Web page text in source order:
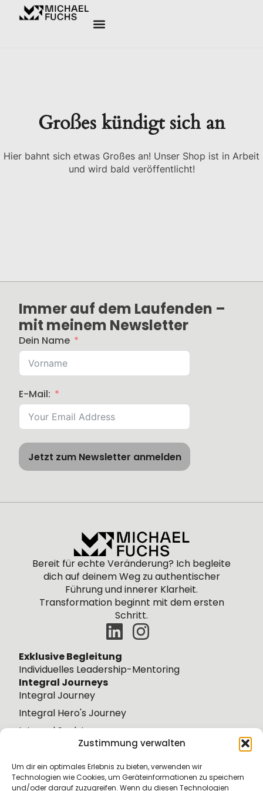
Zustimmung verwalten
Um dir ein optimales Erlebnis zu bieten, verwenden wir
Technologien wie Cookies, um Geräteinformationen zu speichern
und/oder darauf zuzugreifen. Wenn du diesen Technologien
Großes kündigt sich an
Hier bahnt sich etwas Großes an! Unser Shop ist in Arbeit
und wird bald veröffentlicht!
Immer auf dem Laufenden –
mit meinem Newsletter
Dein Name
E-Mail:
Jetzt zum Newsletter anmelden
Bereit für echte Veränderung? Ich begleite
dichauf deinemWeg zu authentischer
Führung und innerer Klarheit.
Transformation beginnt mit dem ersten
Schritt.
Exklusive Begleitung
Individuelles Leadership-Mentoring
Integral Journeys
Integral Journey
Integral Hero's Journey
Integral Soul Journey
Integral Wisdom Journey
Weiteres
Über mich